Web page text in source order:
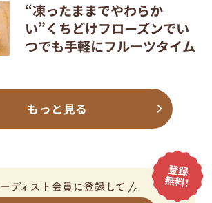
“凍ったままでやわらか
い”くちどけフローズンでい
つでも手軽にフルーツタイム
もっと見る